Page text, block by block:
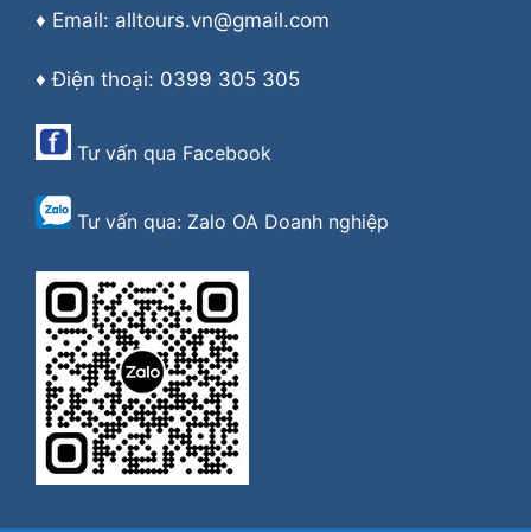
♦ Email: alltours.vn@gmail.com
♦ Điện thoại: 0399 305 305
Tư vấn qua Facebook
Tư vấn qua: Zalo OA Doanh nghiệp